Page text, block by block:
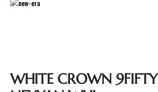
WHITE CROWN 9FIFTY